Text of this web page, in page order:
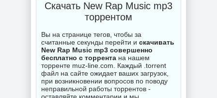
Скачать New Rap Music mp3
торрентом
Вы на странице тегов, чтобы за
считанные секунды перейти и скачивать
New Rap Music mp3 совершенно
бесплатно с торрента на нашем
торренте muz-line.com. Каждый .torrent
файл на сайте ожидает ваших загрузок,
при возникновении вопросов по поводу
неправильной работы торрентов -